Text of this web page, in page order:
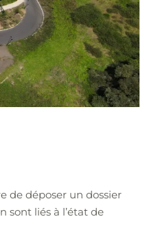
de déposer un dossier
sont liés à l’état de